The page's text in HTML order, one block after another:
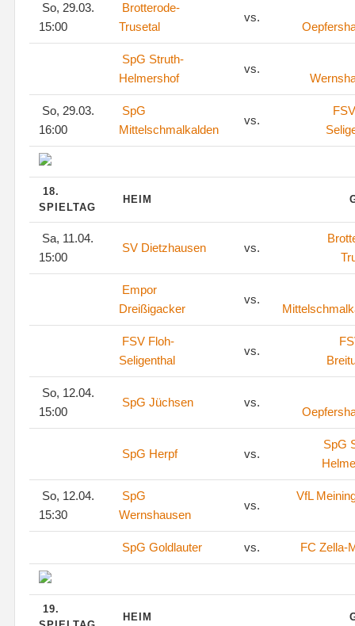
So, 29.03.
15:00
Brotterode-
Trusetal
vs.
SpG Struth-
Helmershof
vs.
So, 29.03.
16:00
SpG
Mittelschmalkalden
vs.
18.
SPIELTAG
HEIM
Sa, 11.04.
15:00
SV Dietzhausen vs.
Empor
Dreißigacker
vs.
FSV Floh-
Seligenthal
vs.
So, 12.04.
15:00
SpG Jüchsen vs.
SpG Herpf vs.
SpG
So, 12.04.
15:30
SpG
Wernshausen
vs.
VfL
SpG Goldlauter vs. FC Zella-
19.
HEIM